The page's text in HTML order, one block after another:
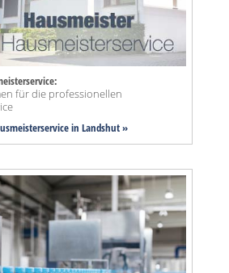
für die professionellen
in Landshut »